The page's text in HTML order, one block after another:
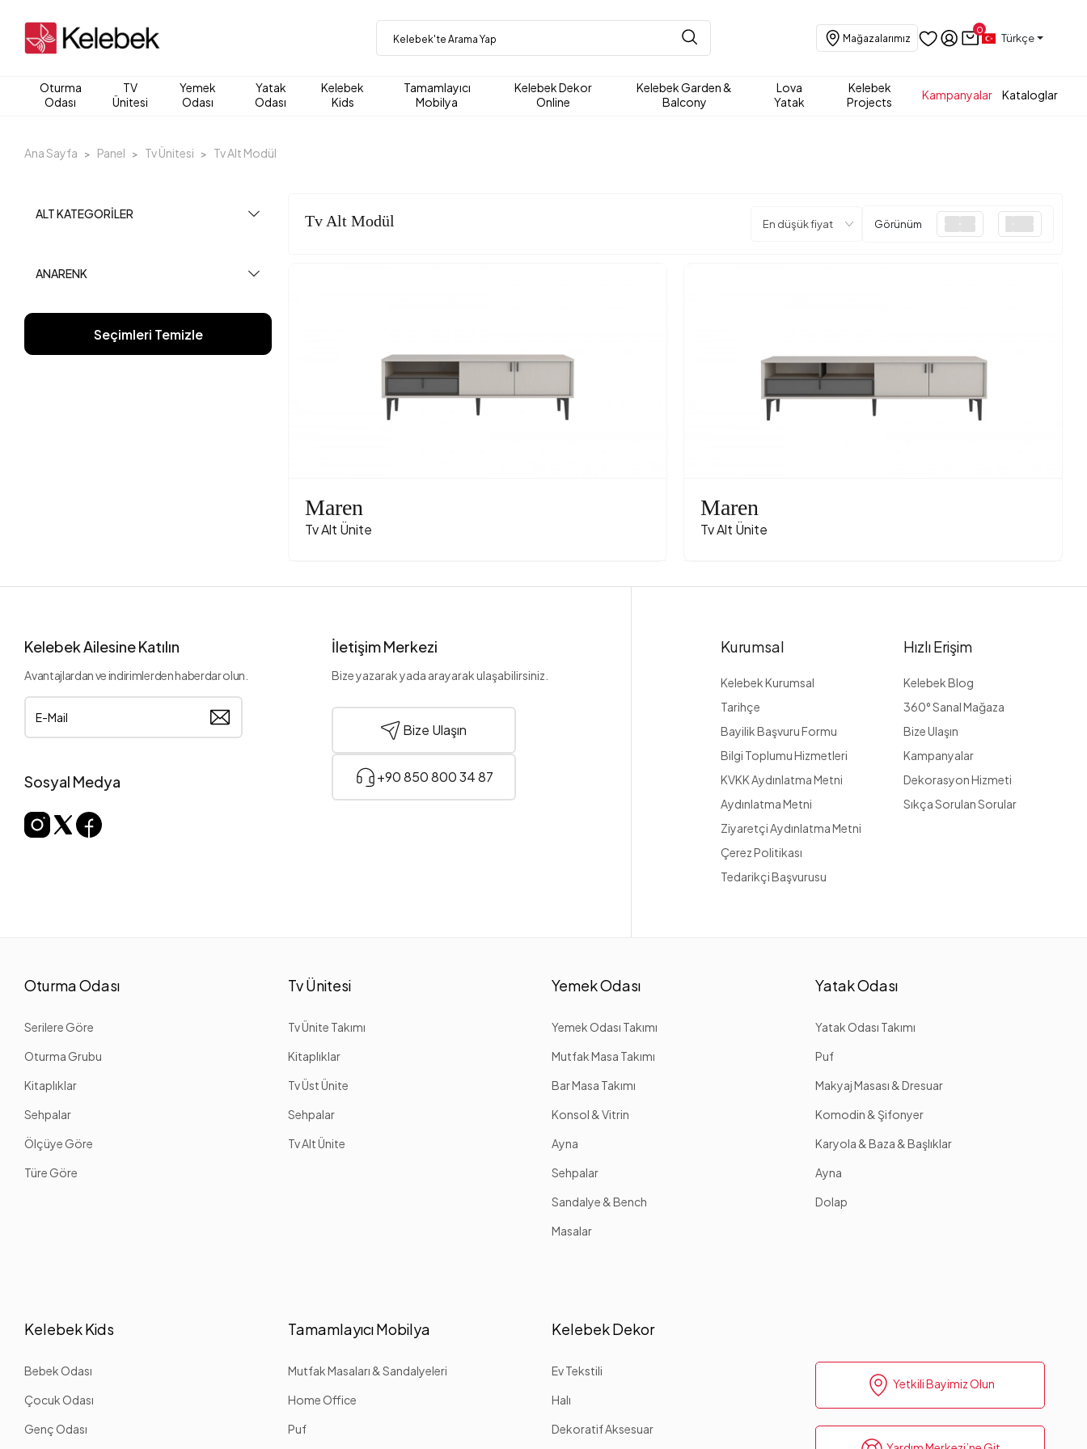
Mağazalarımız
0
Türkçe
Oturma
Odası
TV
Ünitesi
Yemek
Odası
Yatak
Odası
Kelebek
Kids
Tamamlayıcı
Mobilya
Kelebek Dekor
Online
Kelebek Garden &
Balcony
Lova
Yatak
Kelebek
Projects
Kampanyalar Kataloglar
Ana Sayfa Panel Tv Ünitesi Tv Alt Modül
ALT KATEGORILER
ANARENK
Seçimleri Temizle
Tv Alt Modül Görünüm
Maren
Tv Alt Ünite
Maren
Tv Alt Ünite
Kelebek Ailesine Katılın
Avantajlardan ve indirimlerden haberdar olun.
Sosyal Medya
İletişim Merkezi
Bize yazarak yada arayarak ulaşabilirsiniz.
Bize Ulaşın
+90 850 800 34 87
Kurumsal
Kelebek Kurumsal
Tarihçe
Bayilik Başvuru Formu
Bilgi Toplumu Hizmetleri
KVKK Aydınlatma Metni
Aydınlatma Metni
Ziyaretçi Aydınlatma Metni
Çerez Politikası
Tedarikçi Başvurusu
Hızlı Erişim
Kelebek Blog
360° Sanal Mağaza
Bize Ulaşın
Kampanyalar
Dekorasyon Hizmeti
Sıkça Sorulan Sorular
Oturma Odası
Serilere Göre
Oturma Grubu
Kitaplıklar
Sehpalar
Ölçüye Göre
Türe Göre
Tv Ünitesi
Tv Ünite Takımı
Kitaplıklar
Tv Üst Ünite
Sehpalar
Tv Alt Ünite
Yemek Odası
Yemek Odası Takımı
Mutfak Masa Takımı
Bar Masa Takımı
Konsol & Vitrin
Ayna
Sehpalar
Sandalye & Bench
Masalar
Yatak Odası
Yatak Odası Takımı
Puf
Makyaj Masası & Dresuar
Komodin & Şifonyer
Karyola & Baza & Başlıklar
Ayna
Dolap
Kelebek Kids
Bebek Odası
Çocuk Odası
Genç Odası
Tamamlayıcı Mobilya
Mutfak Masaları & Sandalyeleri
Home Office
Puf
Kelebek Dekor
Ev Tekstili
Halı
Dekoratif Aksesuar
Yetkili Bayimiz Olun